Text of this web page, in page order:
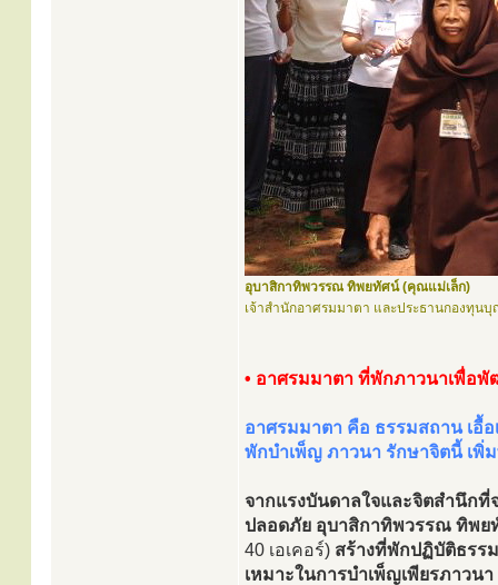
อุบาสิกาทิพวรรณ ทิพยทัศน์ (คุณแม่เล็ก)
เจ้าสำนักอาศรมมาตา และประธานกองทุน
• อาศรมมาตา ที่พักภาวนาเพื่อพั
อาศรมมาตา คือ ธรรมสถาน เอื้อ
พักบำเพ็ญ ภาวนา รักษาจิตนี้ เ
จากแรงบันดาลใจและจิตสำนึก
ปลอดภัย อุบาสิกาทิพวรรณ ทิพย
40 เอเคอร์) สร้างที่พักปฏิบัติธรร
เหมาะในการบำเพ็ญเพียรภาวน